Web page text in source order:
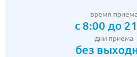
время
с 8:00 до
дни приема
без